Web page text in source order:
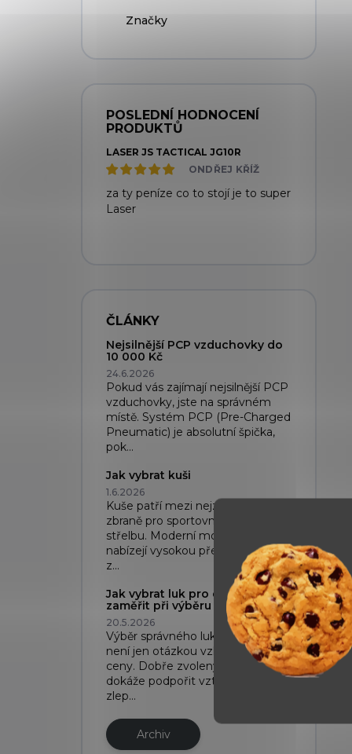
Značky
POSLEDNÍ HODNOCENÍ
PRODUKTŮ
LASER JS TACTICAL JG10R
ONDŘEJ KŘÍŽ
za ty peníze co to stojí je to super
Laser
ČLÁNKY
Nejsilnější PCP vzduchovky do
10 000 Kč
24.6.2026
Pokud vás zajímají nejsilnější PCP
vzduchovky, jste na správném
místě. Systém PCP (Pre-Charged
Pneumatic) je absolutní špička,
pok...
Jak vybrat kuši
1.6.2026
Kuše patří mezi nejzajímavější
zbraně pro sportovní i rekreační
střelbu. Moderní modely dnes
nabízejí vysokou přesnost, kvalitní
z...
Jak vybrat luk pro děti: Na co se
zaměřit při výběru
20.5.2026
Výběr správného luku pro dítě
není jen otázkou vzhledu nebo
ceny. Dobře zvolený luk pro děti
dokáže podpořit vztah ke sportu,
zlep...
Archiv